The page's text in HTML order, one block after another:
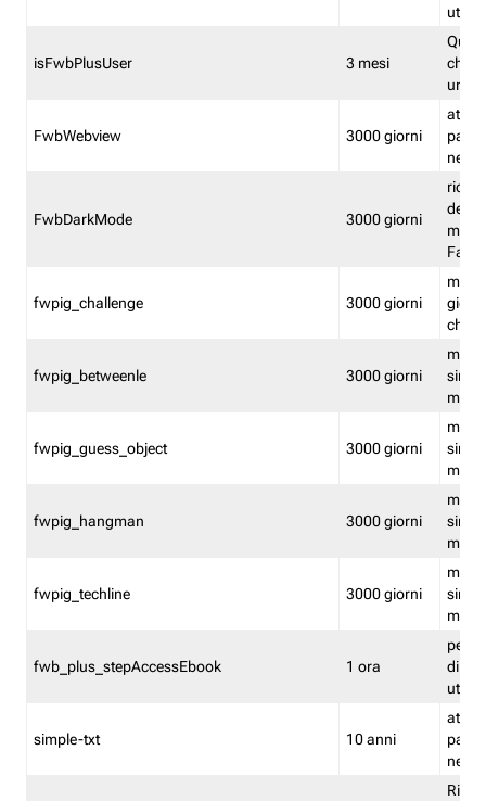
utenti
isFwbPlusUser 3 mesi
che
una
FwbWebview 3000 giorni
attiva
FwbDarkMode 3000 giorni
fwpig_challenge 3000 giorni
fwpig_betweenle 3000 giorni
fwpig_guess_object 3000 giorni
fwpig_hangman 3000 giorni
fwpig_techline 3000 giorni
fwb_plus_stepAccessEbook 1 ora
di un
simple-txt 10 anni
attiva